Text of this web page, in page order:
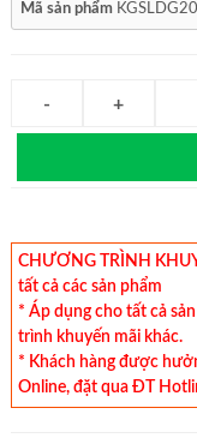
Mã sản phẩm
CHƯƠNG TRÌNH
tất cả các sản phẩm
* Áp dụng cho tất cả
trình khuyến mãi khác.
* Khách hàng được
Online, đặt qua ĐT